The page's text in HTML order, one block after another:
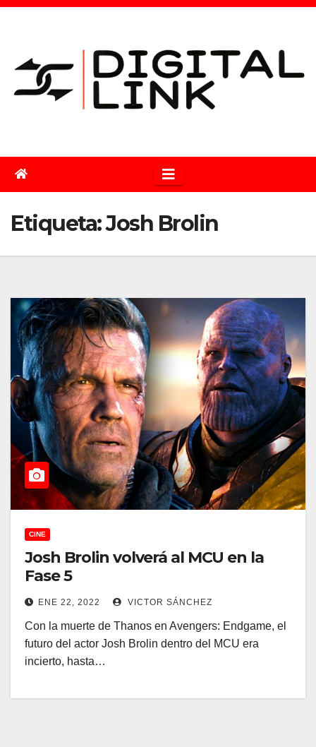
Saltar
Etiqueta:Josh Brolin
CINE
Josh Brolin volverá al MCU en la
Fase 5
ENE 22, 2022 VICTOR SÁNCHEZ
Con la muerte de Thanos en Avengers: Endgame, el
futuro del actor Josh Brolin dentro del MCU era
incierto, hasta…